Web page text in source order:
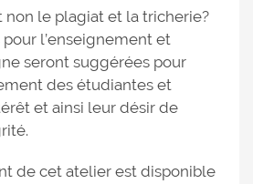
non le plagiat et la tricherie?
l’enseignement et
seront suggérées pour
des étudiantes et
et ainsi leur désir de
de cet atelier est disponible